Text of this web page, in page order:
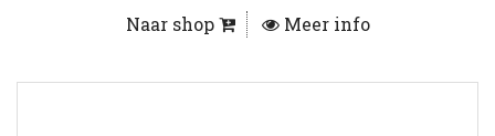
Naar shop Meer info